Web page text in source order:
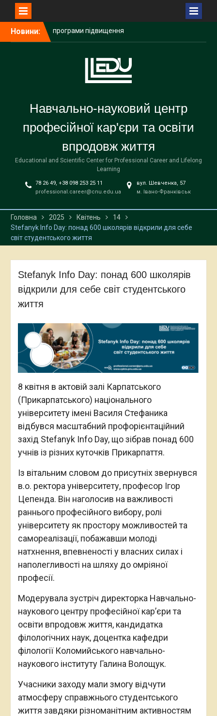
Новини:
Учасники табору
«Смерічка» підкорили
науковцями Карпатського
Факультет управління,
інформатики в СОК
«Смерічка»
«Гроші ходять за
вчителем»: обирайте
програми підвищення
кваліфікації КНУВС
Навчально-науковий центр
професійної кар'єри та освіти
впродовж життя
Educational and Scientific Center for Professional Career and Lifelong
Learning
78 26 49, +38 098 253 25 11
professional.career@cnu.edu.ua
вул. Шевченка, 57
м. Івано-Франківськ
Головна 2025 Квітень
14
Stefanyk Info Day: понад 600 школярів відкрили для себе
світ студентського життя
Stefanyk Info Day: понад 600 школярів
відкрили для себе світ студентського
життя
8 квітня в актовій залі Карпатського
(Прикарпатського) національного
університету імені Василя Стефаника
відбувся масштабний профорієнтаційний
захід Stefanyk Info Day, що зібрав понад 600
учнів із різних куточків Прикарпаття.
Із вітальним словом до присутніх звернувся
в.о. ректора університету, професор Ігор
Цепенда. Він наголосив на важливості
раннього професійного вибору, ролі
університету як простору можливостей та
самореалізації, побажавши молоді
натхнення, впевненості у власних силах і
наполегливості на шляху до омріяної
професії.
Модерувала зустріч директорка Навчально-
наукового центру професійної кар’єри та
освіти впродовж життя, кандидатка
філологічних наук, доцентка кафедри
філології Коломийського навчально-
наукового інституту Галина Волощук.
Учасники заходу мали змогу відчути
атмосферу справжнього студентського
життя завдяки різноманітним активностям